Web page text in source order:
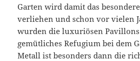
Garten wird damit das
verliehen und schon vor vielen
wurden die luxuriösen Pavillons
gemütliches Refugium bei dem
Metall ist besonders dann die